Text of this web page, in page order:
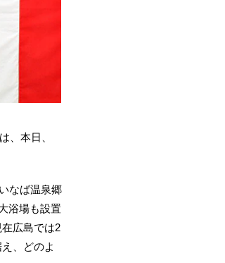
、本日、
なば温泉郷
浴場も設置
広島では2
、どのよ